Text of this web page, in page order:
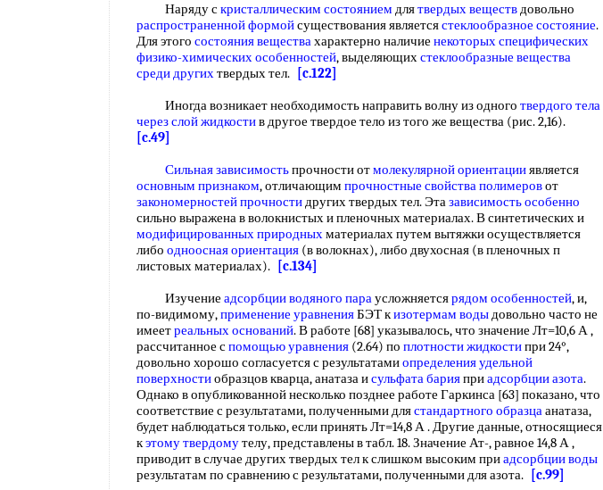
Наряду скристаллическим состоянием длятвердых веществдовольно
распространенной формойсуществования являетсястеклообразное состояние.
Для этого состояния веществахарактерно наличие некоторых специфических
физико-химических особенностей, выделяющихстеклообразные вещества
среди другихтвердых тел.
[c.122]
Иногда возникает необходимость направить волну из одного твердого тела
черезслой жидкостив другое твердое тело из того же вещества (рис. 2,16).
[c.49]
Сильная зависимостьпрочности отмолекулярной ориентацииявляется
основным признаком, отличающим прочностные свойства полимеровот
закономерностей прочностидругих твердых тел. Этазависимость особенно
сильно выражена в волокнистых и пленочных материалах. В синтетических и
модифицированных природныхматериалах путем вытяжки осуществляется
либо одноосная ориентация (в волокнах), либо двухосная (в пленочных п
листовых материалах).
[c.134]
Изучение адсорбции водяного параусложняетсярядом особенностей, и,
по-видимому,применение уравненияБЭТ кизотермам водыдовольно часто не
имеетреальных оснований. В работе [68] указывалось, что значение Лт=10,6 А ,
рассчитанное спомощью уравнения (2.64) по плотности жидкостипри 24°,
довольно хорошо согласуется с результатамиопределения удельной
поверхностиобразцов кварца, анатаза исульфата барияприадсорбции азота.
Однако в опубликованной несколько позднее работе Гаркинса [63] показано, что
соответствие с результатами, полученными длястандартного образцаанатаза,
будет наблюдаться только, если принять Лт=14,8 А . Другие данные, относящиеся
кэтому твердомутелу, представлены в табл. 18. Значение Ат-, равное 14,8 А ,
приводит в случае других твердых тел к слишком высоким приадсорбции воды
результатам по сравнению с результатами, полученными для азота.
[c.99]